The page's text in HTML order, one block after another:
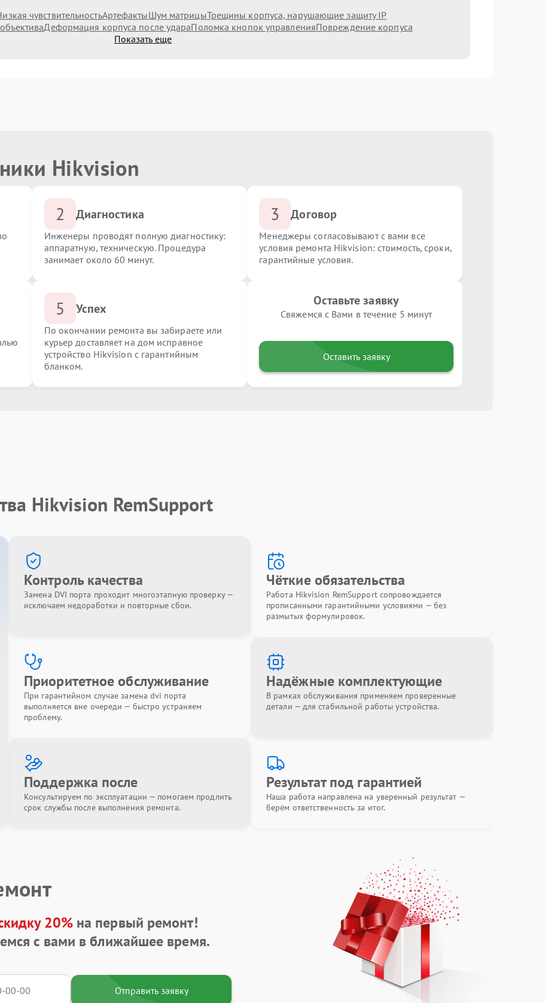
чувствительностьАртефактыШум матрицыТрещины корпуса, нарушающие защиту IP
Деформация корпуса после удараПоломка кнопок управленияПовреждение корпуса
Показать еще
Hikvision
2 Диагностика
Инженеры проводят полную диагностику:
аппаратную, техническую. Процедура
занимает около 60 минут.
3 Договор
Менеджеры согласовывают с вами все
условия ремонта Hikvision: стоимость, сроки,
гарантийные условия.
5 Успех
По окончании ремонта вы забираете или
курьер доставляет на дом исправное
устройство Hikvision с гарантийным
бланком.
Оставьте заявку
Свяжемся с Вами в течение 5 минут
Оставить заявку
Hikvision RemSupport
Контроль качества
Замена DVI порта проходит многоэтапную проверку —
исключаем недоработки и повторные сбои.
Чёткие обязательства
Работа Hikvision RemSupport сопровождается
прописанными гарантийными условиями — без
размытых формулировок.
Приоритетное обслуживание
При гарантийном случае замена dvi порта
выполняется вне очереди — быстро устраняем
проблему.
Надёжные комплектующие
В рамках обслуживания применяем проверенные
детали — для стабильной работы устройства.
Поддержка после
Консультируем по эксплуатации — помогаем продлить
срок службы после выполнения ремонта.
Результат под гарантией
Наша работа направлена на уверенный результат —
берём ответственность за итог.
20%на первый ремонт!
с вами в ближайшее время.
Отправить заявку